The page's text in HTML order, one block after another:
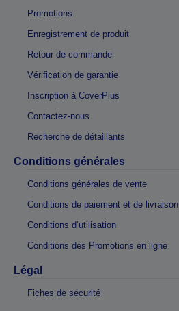
Promotions
Enregistrement de produit
Retour de commande
Vérification de garantie
Inscription à CoverPlus
Contactez-nous
Recherche de détaillants
Conditions générales
Conditions générales de vente
Conditions de paiement et de livraison
Conditions d’utilisation
Conditions des Promotions en ligne
Légal
Fiches de sécurité